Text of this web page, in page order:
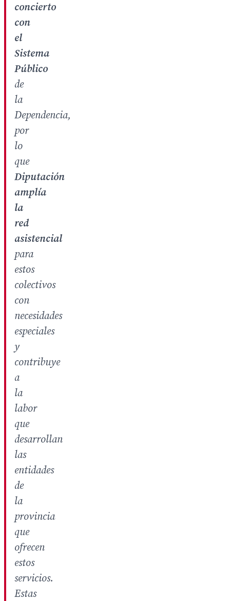
concierto
con
el
Sistema
Público
de
la
Dependencia,
por
lo
que
Diputación
amplía
la
red
asistencial
para
estos
colectivos
con
necesidades
especiales
y
contribuye
a
la
labor
que
desarrollan
las
entidades
de
la
provincia
que
ofrecen
estos
servicios.
Estas